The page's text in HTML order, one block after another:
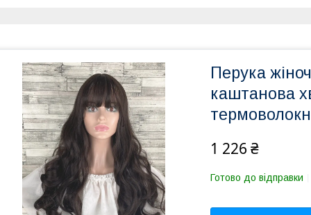
Перука
каштанова
1 226 ₴
Готово до відправки